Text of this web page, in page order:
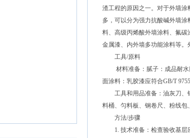
渣工程的原因之一。对于外墙
多，可以分为强力抗酸碱外墙
料、高级丙烯酸外墙涂料、氟碳
金属漆、内外墙多功能涂料等。
工具/原料
材料准备：腻子：成品耐水腻
面涂料：乳胶漆应符合GB/T
工具和用品准备：油灰刀、钢
料桶、匀料板、钢卷尺、粉线包
方法/步骤
1. 技术准备：检查验收基层